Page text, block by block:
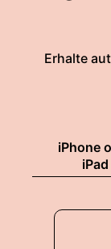
Erhalte
iPhone
iPad